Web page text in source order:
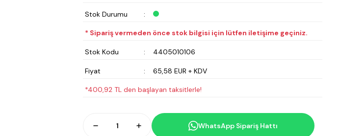
Stok Durumu
* Sipariş vermeden önce stok bilgisi için lütfen iletişime geçiniz.
Stok Kodu 4405010106
Fiyat 65,58 EUR + KDV
*400,92 TL den başlayan taksitlerle!
WhatsApp Sipariş Hattı